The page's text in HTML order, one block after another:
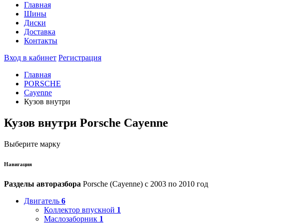
Главная
Шины
Диски
Доставка
Контакты
Вход в кабинет Регистрация
Главная
PORSCHE
Cayenne
Кузов внутри
Кузов внутри Porsche Cayenne
Выберите марку
Навигация
Разделы авторазбора Porsche (Cayenne) с 2003 по 2010 год
Двигатель 6
Коллектор впускной 1
Маслозаборник 1